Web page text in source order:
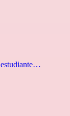
estudiante…